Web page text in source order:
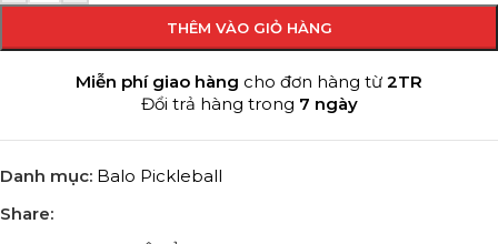
THÊM VÀO GIỎ HÀNG
Miễn phí giao hàng cho đơn hàng từ 2TR
Đổi trả hàng trong 7 ngày
Danh mục: Balo Pickleball
Share: